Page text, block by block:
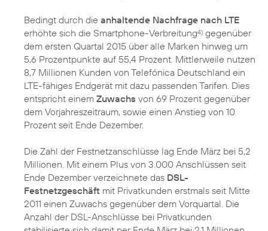
Bedingt durch die anhaltende Nachfrage nach LTE
erhöhte sich die Smartphone-Verbreitung4) gegenüber
dem ersten Quartal 2015 über alle Marken hinweg um
5,6 Prozentpunkte auf 55,4 Prozent. Mittlerweile nutzen
8,7 Millionen Kunden von Telefónica Deutschland ein
LTE-fähiges Endgerät mit dazu passenden Tarifen. Dies
entspricht einem Zuwachs von 69 Prozent gegenüber
dem Vorjahreszeitraum, sowie einen Anstieg von 10
Prozent seit Ende Dezember.
Die Zahl der Festnetzanschlüsse lag Ende März bei 5,2
Millionen. Mit einem Plus von 3.000 Anschlüssen seit
Ende Dezember verzeichnete das DSL-
Festnetzgeschäft mit Privatkunden erstmals seit Mitte
2011 einen Zuwachs gegenüber dem Vorquartal. Die
Anzahl der DSL-Anschlüsse bei Privatkunden